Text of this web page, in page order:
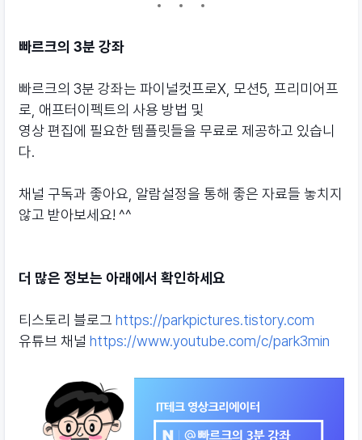
빠르크의 3분 강좌
빠르크의 3분 강좌는 파이널컷프로X, 모션5, 프리미어프
로, 애프터이펙트의 사용 방법 및
영상 편집에 필요한 템플릿들을 무료로 제공하고 있습니
다.
채널 구독과 좋아요, 알람설정을 통해 좋은 자료들 놓치지
않고 받아보세요! ^^
더 많은 정보는 아래에서 확인하세요
티스토리 블로그 https://parkpictures.tistory.com
유튜브 채널 https://www.youtube.com/c/park3min